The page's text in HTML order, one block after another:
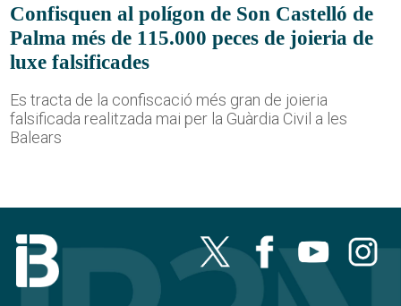
Confisquen al polígon de Son Castelló de
Palma més de 115.000 peces de joieria de
luxe falsificades
Es tracta de la confiscació més gran de joieria
falsificada realitzada mai per la Guàrdia Civil a les
Balears